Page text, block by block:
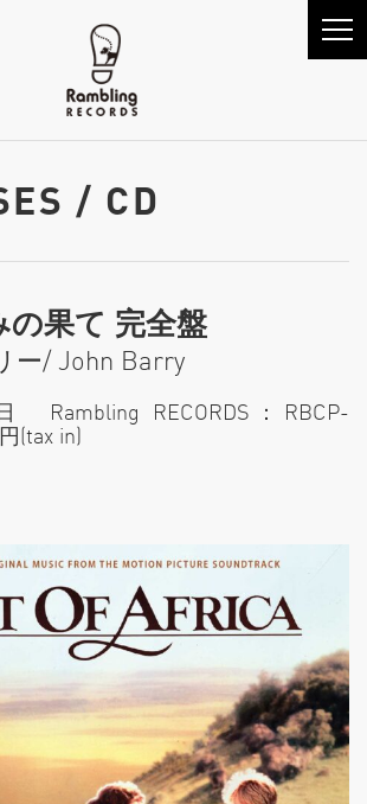
/ CD
の果て 完全盤
ー/ John Barry
Rambling RECORDS：RBCP-
(tax in)